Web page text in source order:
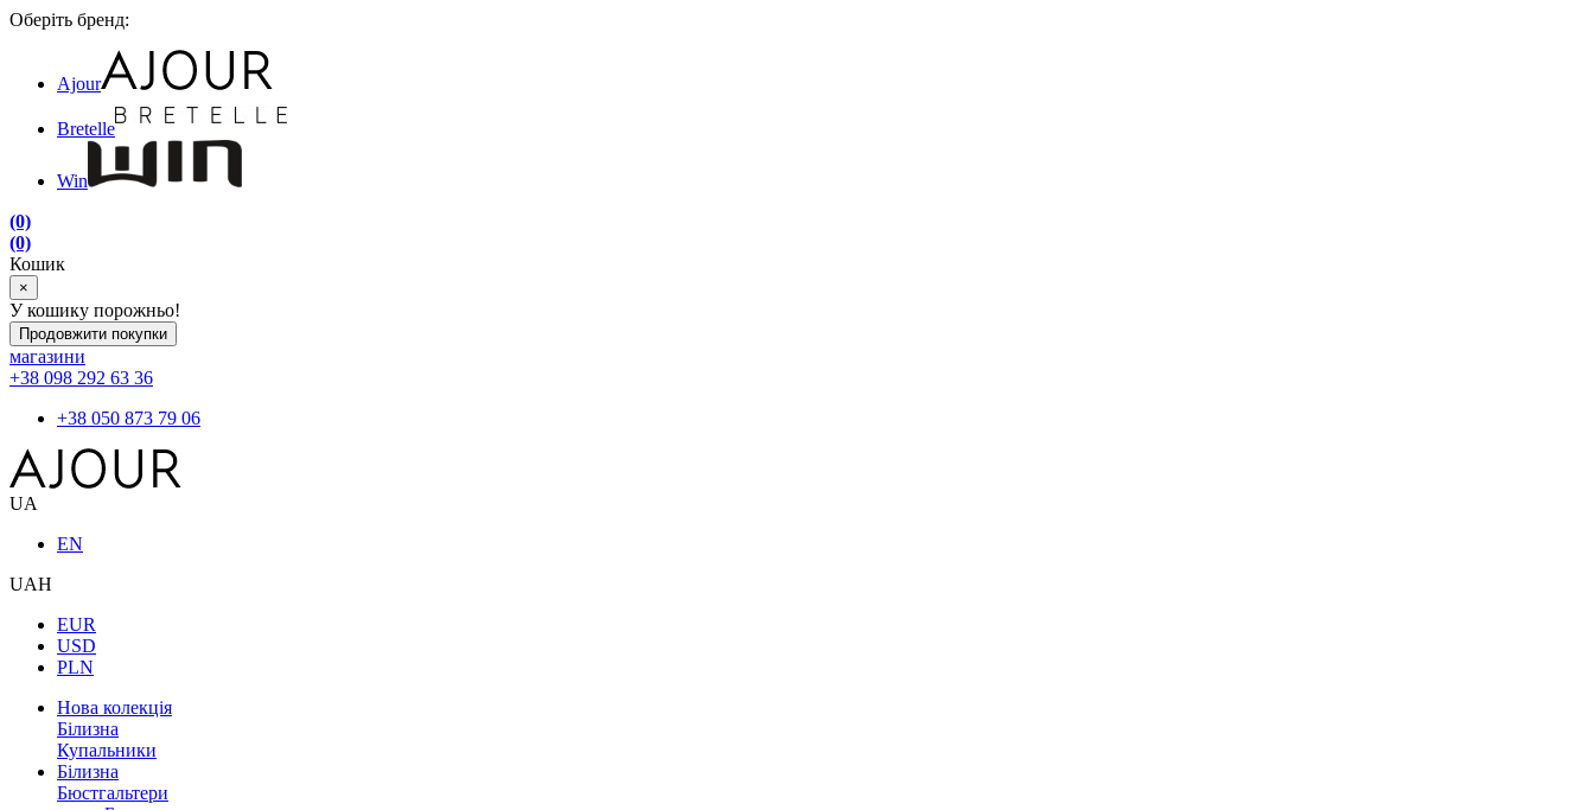
Оберіть бренд:
Ajour
Bretelle
Win
(0)
(0)
Кошик
×
У кошику порожньо!
Продовжити покупки
магазини
+38 098 292 63 36
+38 050 873 79 06
UA
EN
UAH
EUR
USD
PLN
Нова колекція
Білизна
Купальники
Білизна
Бюстгальтери